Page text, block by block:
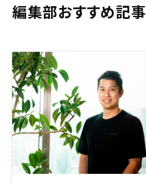
編集部おすすめ記事